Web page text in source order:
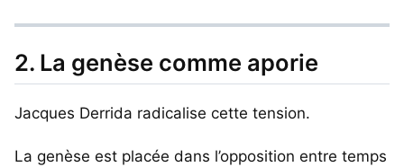
2. La genèse comme aporie
Jacques Derrida radicalise cette tension.
La genèse est placée dans l’opposition entre temps